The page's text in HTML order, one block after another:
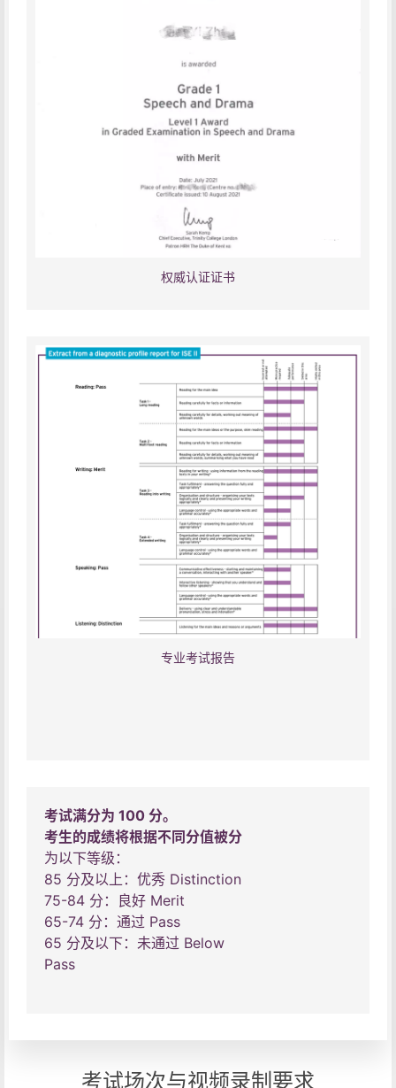
权威认证证书
专业考试报告
考试满分为 100 分。
考生的成绩将根据不同分值被分
为以下等级：
85 分及以上：优秀 Distinction
75-84 分：良好 Merit
65-74 分：通过 Pass
65 分及以下：未通过 Below
Pass
考试场次与视频录制要求